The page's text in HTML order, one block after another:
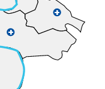
+
+